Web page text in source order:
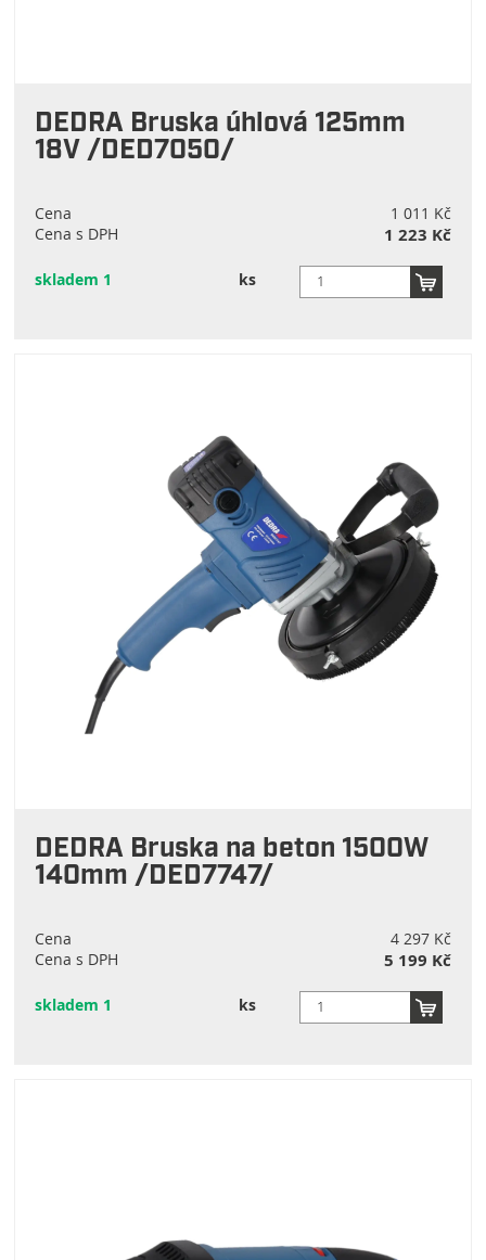
DEDRA Bruska úhlová 125mm
18V /DED7050/
Cena
1 011 Kč
Cena s DPH
1 223 Kč
skladem 1 ks
DEDRA Bruska na beton 1500W
140mm /DED7747/
Cena
4 297 Kč
Cena s DPH
5 199 Kč
skladem 1 ks